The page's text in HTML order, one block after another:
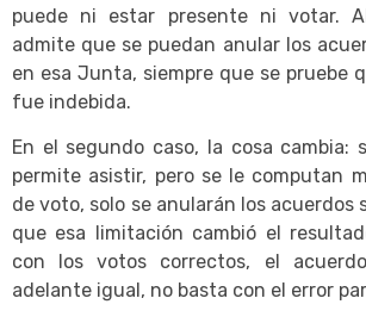
puede ni estar presente ni votar.
admite que se puedan anular los
en esa Junta, siempre que se pruebe
fue indebida.
En el segundo caso, la cosa cambia:
permite asistir, pero se le computan
de voto, solo se anularán los acuerdos
que esa limitación cambió el
con los votos correctos, el
adelante igual, no basta con el error